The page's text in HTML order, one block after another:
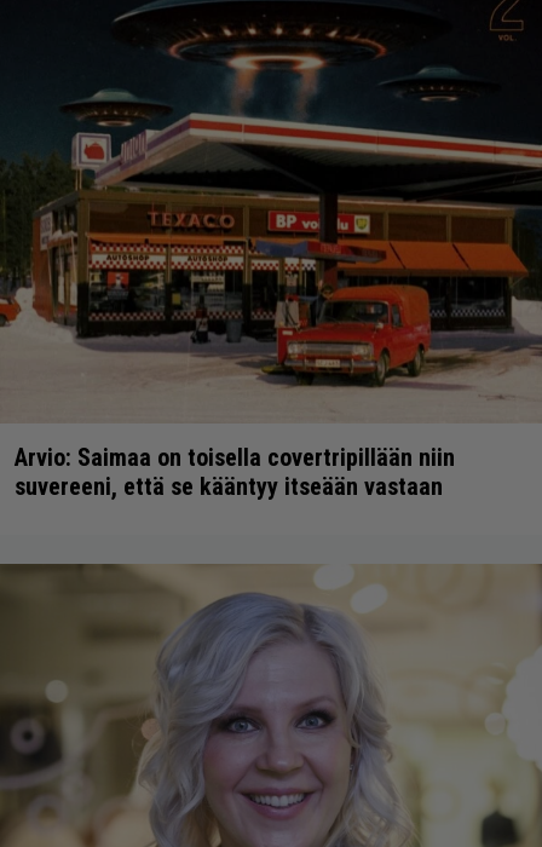
Arvio: Saimaa on toisella covertripillään niin
suvereeni, että se kääntyy itseään vastaan